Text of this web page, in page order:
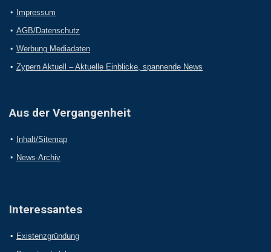
Impressum
AGB/Datenschutz
Werbung Mediadaten
Zypern Aktuell – Aktuelle Einblicke, spannende News
Aus der Vergangenheit
Inhalt/Sitemap
News-Archiv
Interessantes
Existenzgründung